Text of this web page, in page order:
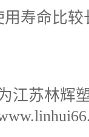
用寿命比较
江苏林辉